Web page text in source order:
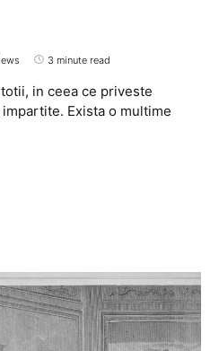
3 minute read
in ceea ce priveste
Exista o multime